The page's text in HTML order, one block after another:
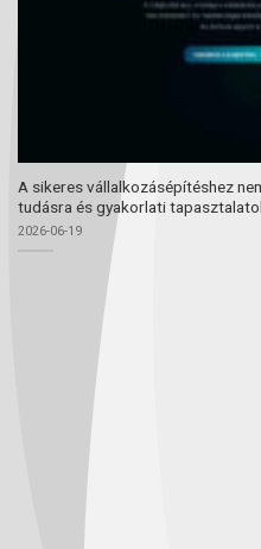
A sikeres vállalkozásépítéshez
tudásra és gyakorlati
2026-06-19